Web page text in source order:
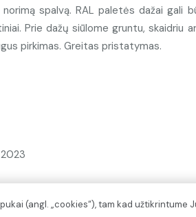
spalvą. RAL paletės dažai gali
Prie dažų siūlome gruntu, skaidriu
pirkimas. Greitas pristatymas.
(angl. „cookies“), tam kad